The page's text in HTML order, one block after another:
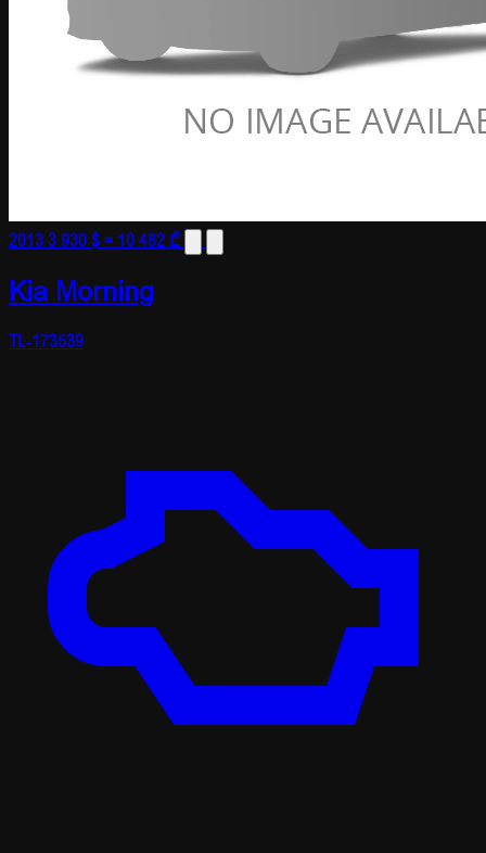
20133 930 $≈ 10 482 ₾
Kia Morning
TL-173539